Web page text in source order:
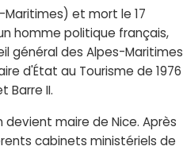
Maritimes) et mort le 17
homme politique français,
général des Alpes-Maritimes
d'État au Tourisme de 1976
Barre II.
maire de Nice. Après
cabinets ministériels de